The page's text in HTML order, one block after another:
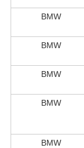
BMW
BMW
BMW
BMW
BMW